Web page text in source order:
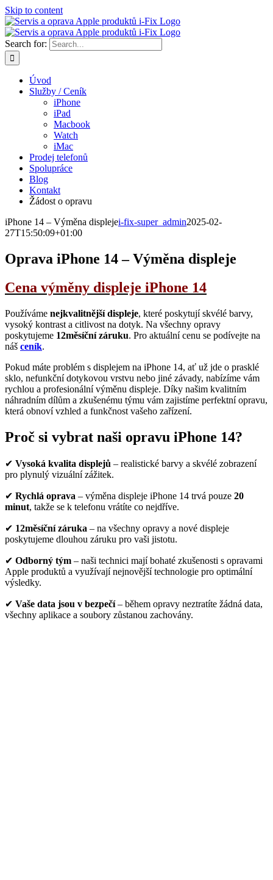
Skip to content
Search for:
Úvod
Služby / Ceník
iPhone
iPad
Macbook
Watch
iMac
Prodej telefonů
Spolupráce
Blog
Kontakt
Žádost o opravu
iPhone 14 – Výměna displejei-fix-super_admin2025-02-
27T15:50:09+01:00
Oprava iPhone 14 – Výměna displeje
Cena výměny displeje iPhone 14
Používáme nejkvalitnější displeje, které poskytují skvélé barvy,
vysoký kontrast a citlivost na dotyk. Na všechny opravy
poskytujeme 12měsíční záruku. Pro aktuální cenu se podívejte na
náš ceník.
Pokud máte problém s displejem na iPhone 14, ať už jde o prasklé
sklo, nefunkční dotykovou vrstvu nebo jiné závady, nabízíme vám
rychlou a profesionální výměnu displeje. Díky našim kvalitním
náhradním dílům a zkušenému týmu vám zajistíme perfektní opravu,
která obnoví vzhled a funkčnost vašeho zařízení.
Proč si vybrat naši opravu iPhone 14?
✔ Vysoká kvalita displejů – realistické barvy a skvélé zobrazení
pro plynulý vizuální zážitek.
✔ Rychlá oprava – výměna displeje iPhone 14 trvá pouze 20
minut, takže se k telefonu vrátíte co nejdříve.
✔ 12měsíční záruka – na všechny opravy a nové displeje
poskytujeme dlouhou záruku pro vaši jistotu.
✔ Odborný tým – naši technici mají bohaté zkušenosti s opravami
Apple produktů a využívají nejnovější technologie pro optimální
výsledky.
✔ Vaše data jsou v bezpečí– během opravy neztratíte žádná data,
všechny aplikace a soubory zůstanou zachovány.